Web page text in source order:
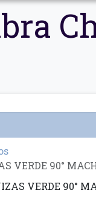
VERDE 90°